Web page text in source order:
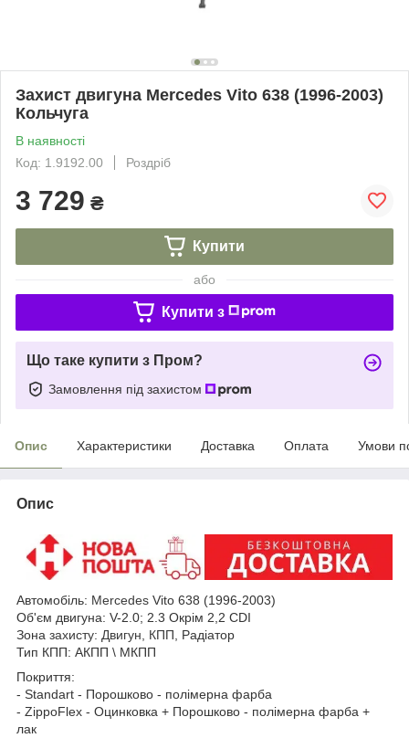
Захист двигуна Mercedes Vito 638 (1996-2003)
Кольчуга
В наявності
Код: 1.9192.00
Роздріб
3 729 ₴
Купити
або
Купити з
Що таке купити з Пром?
Замовлення під захистом
Опис Характеристики Доставка Оплата Умови
Опис
Автомобіль: Mercedes Vito 638 (1996-2003)
Об'єм двигуна: V-2.0; 2.3 Окрім 2,2 СDI
Зона захисту: Двигун, КПП , Радіатор
Тип КПП: АКПП \ МКПП
Покриття:
- Standart - Порошково - полімерна фарба
- ZippoFlex - Оцинковка + Порошково - полімерна фарба +
лак